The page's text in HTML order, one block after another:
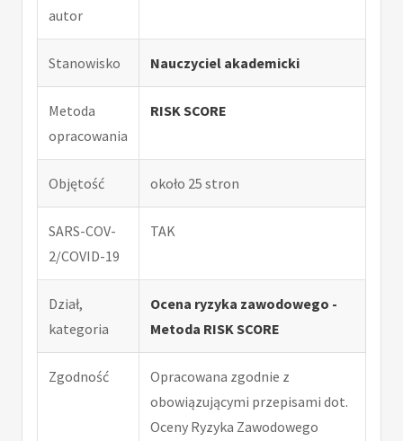
autor
Stanowisko Nauczyciel akademicki
Metoda
opracowania
RISK SCORE
Objętość około 25 stron
SARS-COV-
2/COVID-19
TAK
Dział,
kategoria
Ocena ryzyka zawodowego -
Metoda RISK SCORE
Zgodność
Opracowana zgodnie z
obowiązującymi przepisami dot.
Oceny Ryzyka Zawodowego